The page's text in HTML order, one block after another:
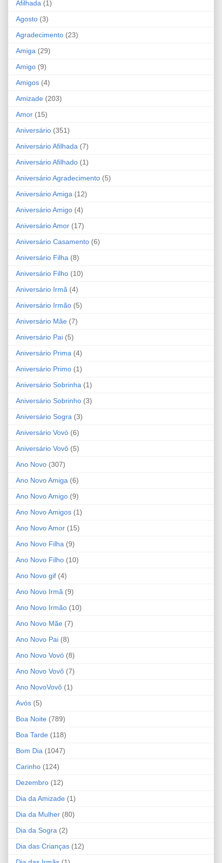
Afilhada (1)
Agosto (3)
Agradecimento (23)
Amiga (29)
Amigo (9)
Amigos (4)
Amizade (203)
Amor (15)
Aniversário (351)
Aniversário Afilhada (7)
Aniversário Afilhado (1)
Aniversário Agradecimento (5)
Aniversário Amiga (12)
Aniversário Amigo (4)
Aniversário Amor (17)
Aniversário Casamento (6)
Aniversário Filha (8)
Aniversário Filho (10)
Aniversário Irmã (4)
Aniversário Irmão (5)
Aniversário Mãe (7)
Aniversário Pai (5)
Aniversário Prima (4)
Aniversário Primo (1)
Aniversário Sobrinha (1)
Aniversário Sobrinho (3)
Aniversário Sogra (3)
Aniversário Vovó (6)
Aniversário Vovô (5)
Ano Novo (307)
Ano Novo Amiga (6)
Ano Novo Amigo (9)
Ano Novo Amigos (1)
Ano Novo Amor (15)
Ano Novo Filha (9)
Ano Novo Filho (10)
Ano Novo gif (4)
Ano Novo Irmã (9)
Ano Novo Irmão (10)
Ano Novo Mãe (7)
Ano Novo Pai (8)
Ano Novo Vovó (8)
Ano Novo Vovô (7)
Ano NovoVovô (1)
Avós (5)
Boa Noite (789)
Boa Tarde (118)
Bom Dia (1047)
Carinho (124)
Dezembro (12)
Dia da Amizade (1)
Dia da Mulher (80)
Dia da Sogra (2)
Dia das Crianças (12)